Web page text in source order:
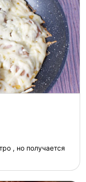
, но получается